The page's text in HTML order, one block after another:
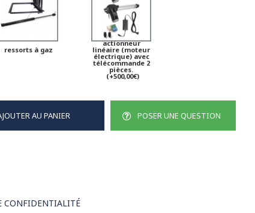
ressorts à gaz
actionneur
linéaire (moteur
électrique) avec
télécommande 2
pièces.
(+500,00€)
AU PANIER POSER UNE QUESTION
CONFIDENTIALITÉ